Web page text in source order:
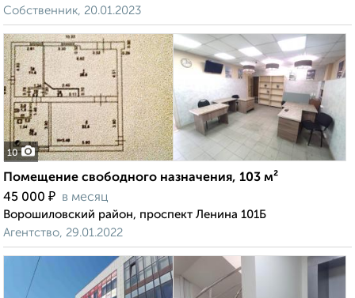
Собственник, 20.01.2023
10
Помещение свободного назначения, 103 м²
45 000 ₽ в месяц
Ворошиловский район, проспект Ленина 101Б
Агентство, 29.01.2022